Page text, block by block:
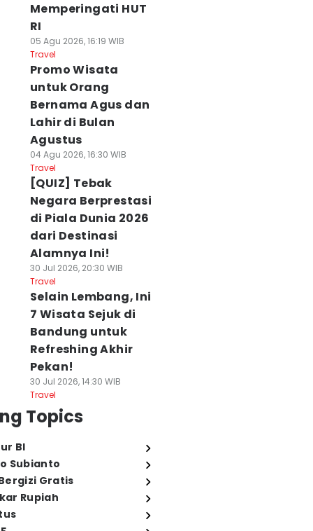
Memperingati HUT
RI
05 Agu 2026, 16:19 WIB
Travel
Promo Wisata
untuk Orang
Bernama Agus dan
Lahir di Bulan
Agustus
04 Agu 2026, 16:30 WIB
Travel
[QUIZ] Tebak
Negara Berprestasi
di Piala Dunia 2026
dari Destinasi
Alamnya Ini!
30 Jul 2026, 20:30 WIB
Travel
Selain Lembang, Ini
7 Wisata Sejuk di
Bandung untuk
Refreshing Akhir
Pekan!
30 Jul 2026, 14:30 WIB
Travel
Topics
BI
Subianto
Gratis
Rupiah